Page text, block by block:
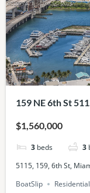
159 NE 6th St
$1,560,000
3 beds 3
5115, 159, 6th St,
BoatSlip
Residential